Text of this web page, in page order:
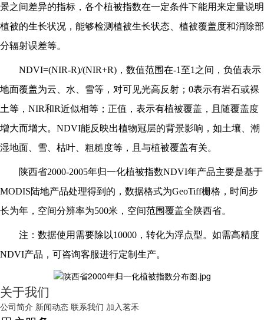
景之间差异的指标，各个植被指数在一定条件下能用来定量说明
植被的生长状况，能够检测植被生长状态、植被覆盖度和消除部
分辐射误差等。
NDVI=(NIR-R)/(NIR+R)，数值范围在-1至1之间，负值表示
地面覆盖为云、水、雪等，对可见光高反射；0表示有岩石或裸
土等，NIR和R近似相等；正值，表示有植被覆盖，且随覆盖度
增大而增大。NDVI能反映出植物冠层的背景影响，如土壤、潮
湿地面、雪、枯叶、粗糙度等，且与植被覆盖有关。
陕西省2000-2005年归一化植被指数NDVI年产品主要是基于
MODIS陆地产品处理得到的，数据格式为GeoTiff栅格，时间步
长为年，空间分辨率为500米，空间范围覆盖全陕西省。
注：数据使用需要除以10000，转化为浮点型。如需高精度
NDVI产品，可咨询客服进行定制生产。
关于我们
公司简介 新闻动态 联系我们 加入茗禾